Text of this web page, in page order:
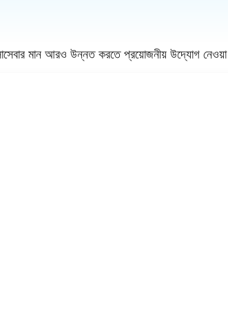
মান আরও উন্নত করতে প্রয়োজনীয় উদ্যোগ নেওয়া হবে